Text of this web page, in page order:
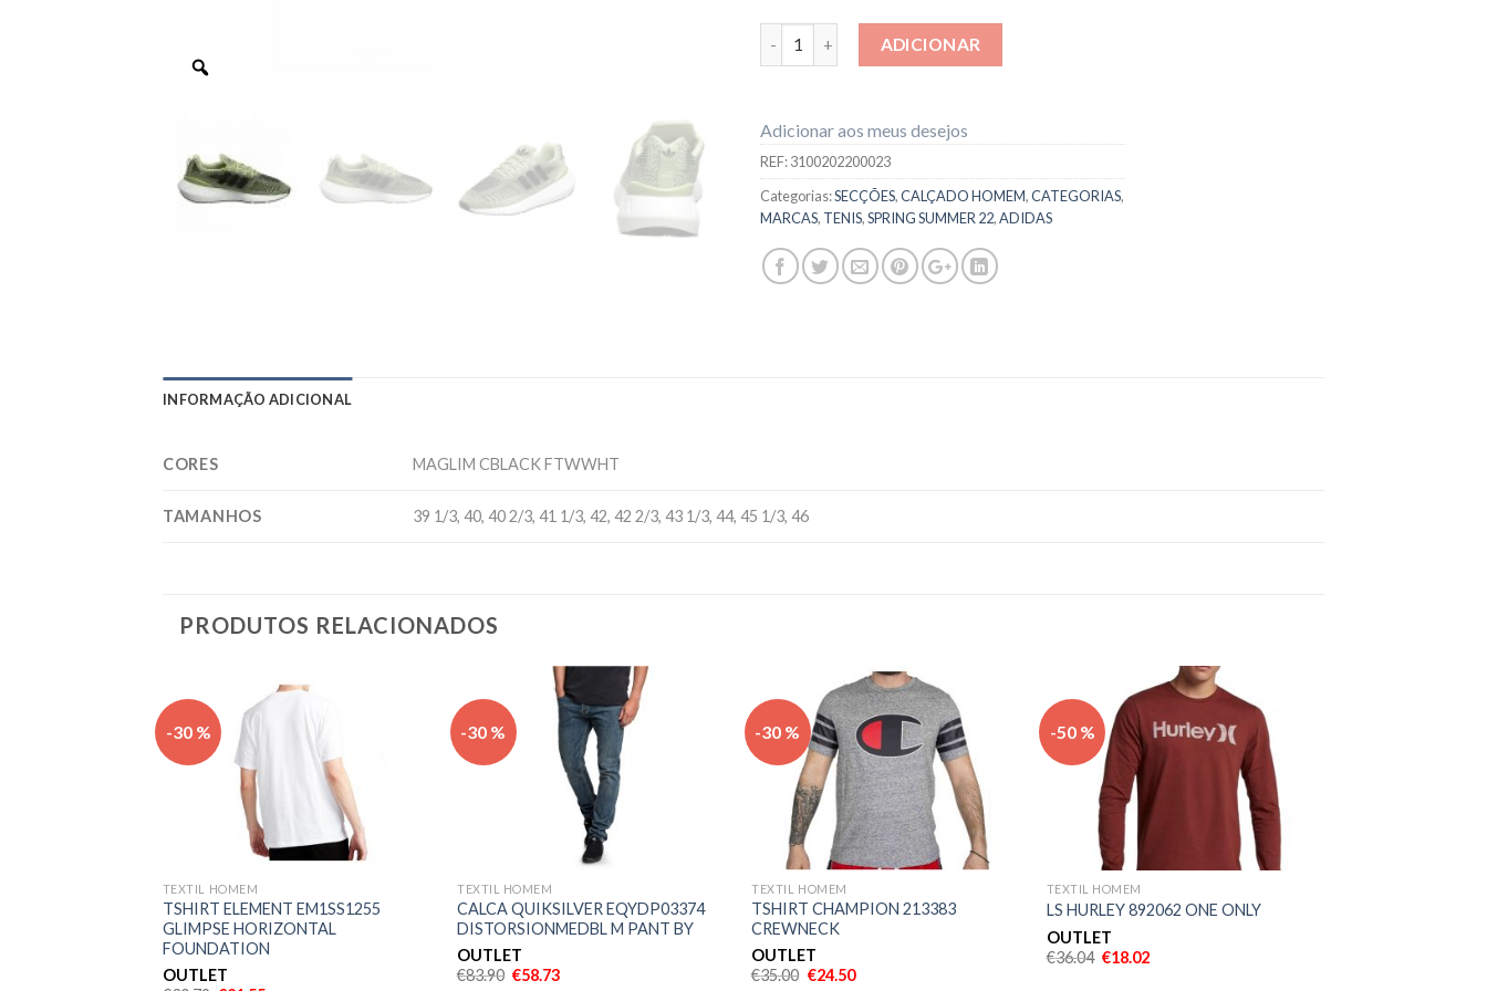
Quantidade ADICIONAR
Adicionar aos meus desejos
REF:3100202200023
Categorias:SECÇÕES,CALÇADO HOMEM,CATEGORIAS,
MARCAS, TENIS,SPRING SUMMER 22,ADIDAS
INFORMAÇÃO ADICIONAL
CORES MAGLIM CBLACK FTWWHT
TAMANHOS 39 1/3, 40, 40 2/3, 41 1/3, 42, 42 2/3, 43 1/3, 44, 45 1/3, 46
PRODUTOS RELACIONADOS
-30 %
TEXTIL HOMEM
TSHIRT ELEMENT EM1SS1255
GLIMPSE HORIZONTAL
FOUNDATION
OUTLET
-30 %
TEXTIL HOMEM
CALCA QUIKSILVER EQYDP03374
DISTORSIONMEDBL M PANT BY
OUTLET
€83.90 €58.73
-30 %
Adicionar
aos meus
desejos
TEXTIL HOMEM
TSHIRT CHAMPION 213383
CREWNECK
OUTLET
€35.00 €24.50
-50 %
Adicionar
aos meus
desejos
TEXTIL HOMEM
LS HURLEY 892062 ONE ONLY
OUTLET
€36.04 €18.02